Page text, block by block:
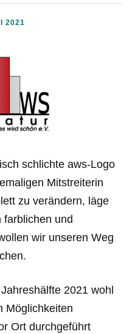
2021
schlichte aws-Logo
Mitstreiterin
zu verändern, läge
farblichen und
wir unseren Weg
2021 wohl
Möglichkeiten
Ort durchgeführt